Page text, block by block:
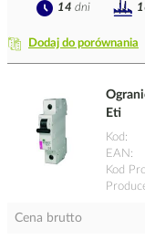
Dodaj do porównania
14 dni
Eti
Kod
EAN
Kod
Cena brutto